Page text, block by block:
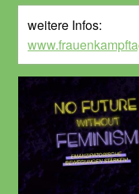
weitere Infos: